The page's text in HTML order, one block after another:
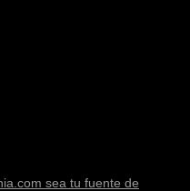
sea tu fuente de